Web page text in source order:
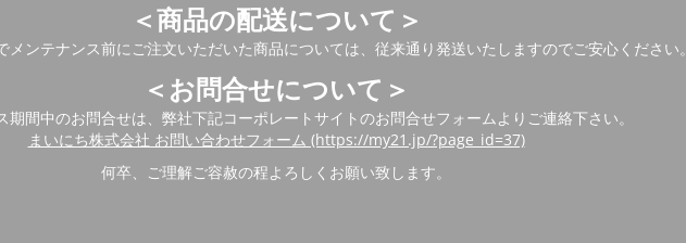
＜商品の配送について＞
メンテナンス前にご注文いただいた商品については、従来通り発送いたしますのでご安心ください。
＜お問合せについて＞
期間中のお問合せは、弊社下記コーポレートサイトのお問合せフォームよりご連絡下さい。
まいにち株式会社 お問い合わせフォーム (https://my21.jp/?page_id=37)
何卒、ご理解ご容赦の程よろしくお願い致します。